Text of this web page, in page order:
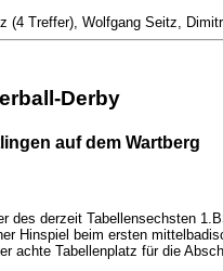
Treffer), Wolfgang Seitz,
Derby
auf dem Wartberg
derzeit Tabellensechsten
Hinspiel beim ersten
achte Tabellenplatz für die